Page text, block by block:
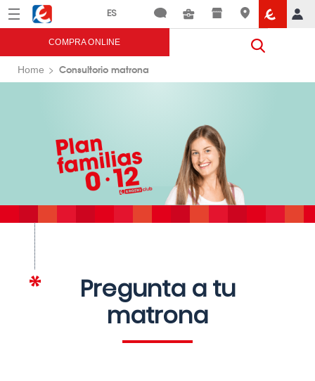
Menú Eroski
COMPRA ONLINE
Home Consultorio matrona
Pregunta a tu
matrona